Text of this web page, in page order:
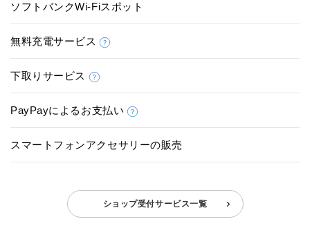
ソフトバンクWi-Fiスポット
無料充電サービス
下取りサービス
PayPayによるお支払い
スマートフォンアクセサリーの販売
ショップ受付サービス一覧